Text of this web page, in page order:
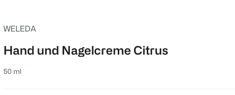
WELEDA
Hand und Nagelcreme Citrus
50 ml